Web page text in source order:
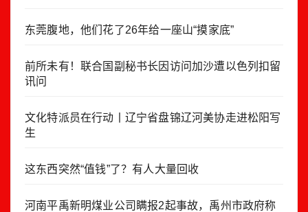
东莞腹地，他们花了26年给一座山“摸家底”
前所未有！联合国副秘书长因访问加沙遭以色列扣留
讯问
文化特派员在行动丨辽宁省盘锦辽河美协走进松阳写
生
这东西突然“值钱”了？有人大量回收
河南平禹新明煤业公司瞒报2起事故，禹州市政府称